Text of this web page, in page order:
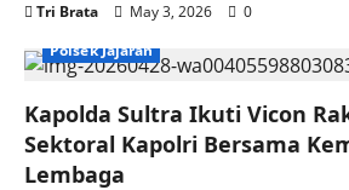
Tri Brata May 3, 2026
0
Polsek Jajaran
Kapolda Sultra Ikuti Vicon
Sektoral Kapolri Bersama
Lembaga